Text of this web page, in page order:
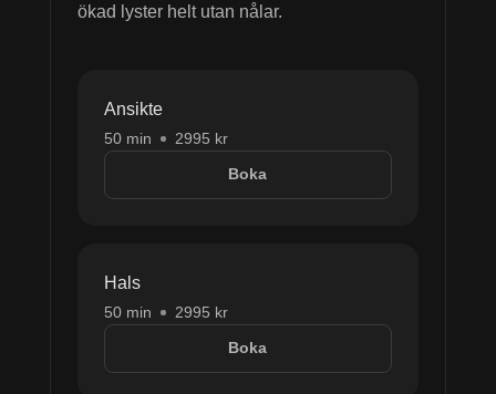
ökad lyster helt utan nålar.
Ansikte
50 min 2995 kr
Boka
Hals
50 min 2995 kr
Boka